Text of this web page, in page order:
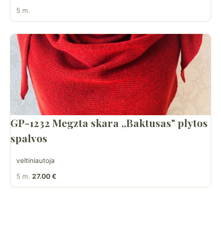
5 m.
GP-1232 Megzta skara ,,Baktusas" plytos
spalvos
veltiniautoja
5 m. 27.00 €